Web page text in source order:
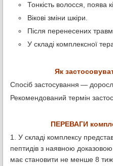
Тонкість волосся, поява
Вікові зміни шкіри.
Після перенесених
У складі комплексної
Як
Спосіб застосування —
Рекомендований термін
ПЕРЕВАГИ
1. У складі комплексу
пептидів з наявною
має становити не менше 8